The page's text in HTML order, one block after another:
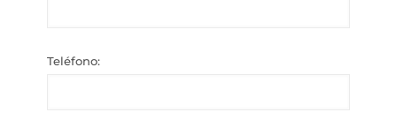
Teléfono: